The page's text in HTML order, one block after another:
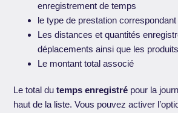
enregistrement de temps
le type de prestation
Les distances et quantités
déplacements ainsi que les
Le montant total associé
Le total dutemps enregistré pour la
haut de la liste. Vous pouvez activer